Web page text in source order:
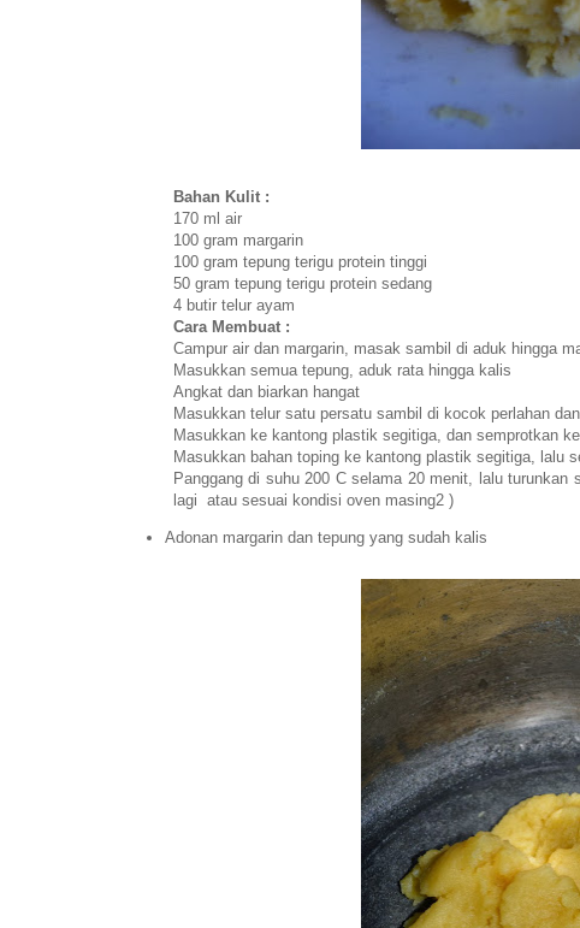
Bahan Kulit :
170 ml air
100 gram margarin
100 gram tepung terigu protein tinggi
50 gram tepung terigu protein sedang
4 butir telur ayam
Cara Membuat :
Campur air dan margarin, masak sambil di aduk hingga
Masukkan semua tepung, aduk rata hingga kalis
Angkat dan biarkan hangat
Masukkan telur satu persatu sambil di kocok perlahan dan
Masukkan ke kantong plastik segitiga, dan semprotkan
Masukkan bahan toping ke kantong plastik segitiga, lalu
Panggang di suhu 200 C selama 20 menit, lalu
lagi atau sesuai kondisi oven masing2 )
Adonan margarin dan tepung yang sudah kalis